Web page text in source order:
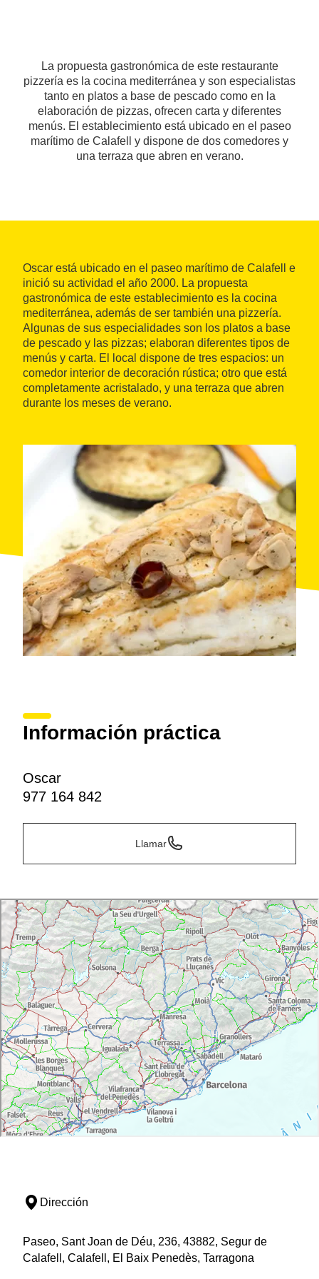
La propuesta gastronómica de este restaurante
pizzería es la cocina mediterránea y son especialistas
tanto en platos a base de pescado como en la
elaboración de pizzas, ofrecen carta y diferentes
menús. El establecimiento está ubicado en el paseo
marítimo de Calafell y dispone de dos comedores y
una terraza que abren en verano.
Oscar está ubicado en el paseo marítimo de Calafell e
inició su actividad el año 2000. La propuesta
gastronómica de este establecimiento es la cocina
mediterránea, además de ser también una pizzería.
Algunas de sus especialidades son los platos a base
de pescado y las pizzas; elaboran diferentes tipos de
menús y carta. El local dispone de tres espacios: un
comedor interior de decoración rústica; otro que está
completamente acristalado, y una terraza que abren
durante los meses de verano.
Información práctica
Oscar
977 164 842
Llamar
Dirección
Paseo, Sant Joan de Déu, 236, 43882, Segur de
Calafell, Calafell, El Baix Penedès, Tarragona